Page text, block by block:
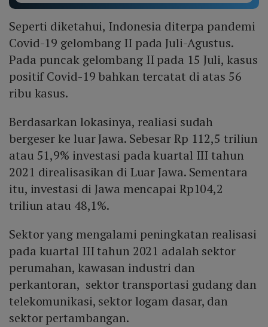
Seperti diketahui, Indonesia diterpa pandemi
Covid-19 gelombang II pada Juli-Agustus.
Pada puncak gelombang II pada 15 Juli, kasus
positif Covid-19 bahkan tercatat di atas 56
ribu kasus.
Berdasarkan lokasinya, realiasi sudah
bergeser ke luar Jawa. Sebesar Rp 112,5 triliun
atau 51,9% investasi pada kuartal III tahun
2021 direalisasikan di Luar Jawa. Sementara
itu, investasi di Jawa mencapai Rp104,2
triliun atau 48,1%.
Sektor yang mengalami peningkatan realisasi
pada kuartal III tahun 2021 adalah sektor
perumahan, kawasan industri dan
perkantoran, sektor transportasi gudang dan
telekomunikasi, sektor logam dasar, dan
sektor pertambangan.